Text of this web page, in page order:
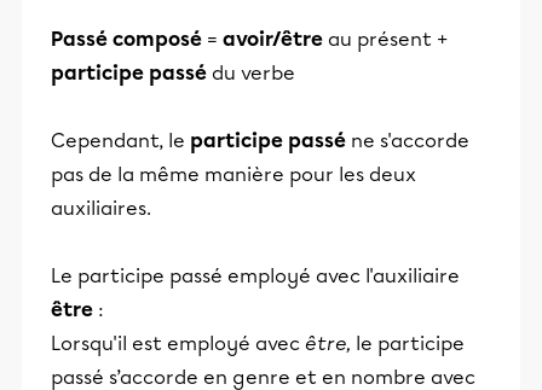
Passé composé = avoir/être au présent +
participe passé du verbe
Cependant, le participe passé ne s'accorde
pas de la même manière pour les deux
auxiliaires.
Le participe passé employé avec l'auxiliaire
être :
Lorsqu'il est employé avec être, le participe
passé s’accorde en genre et en nombre avec